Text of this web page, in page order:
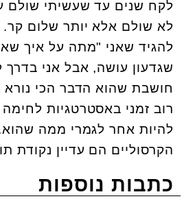
לקח שנים עד שעשיתי שולם
לא שולם אלא יותר שלום קר.
להגיד שאני "מתה על איך
שגדעון עושה, אבל אני בדרך
חושבת שהוא הדבר הכי
רוב זמני באסטרטגיות
להיות אחר לגמרי ממה
הקרסוליים הם עדיין נקודת
כתבות נוספות